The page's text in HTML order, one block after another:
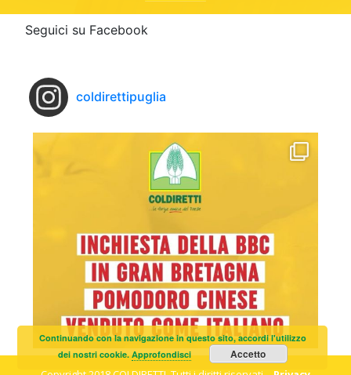
Seguici su Facebook
coldirettipuglia
Continuando con la navigazione in questo sito, accordi l'utilizzo
dei nostri cookie.Approfondisci Accetto